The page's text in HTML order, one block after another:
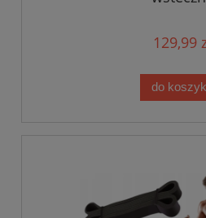
129,99
do